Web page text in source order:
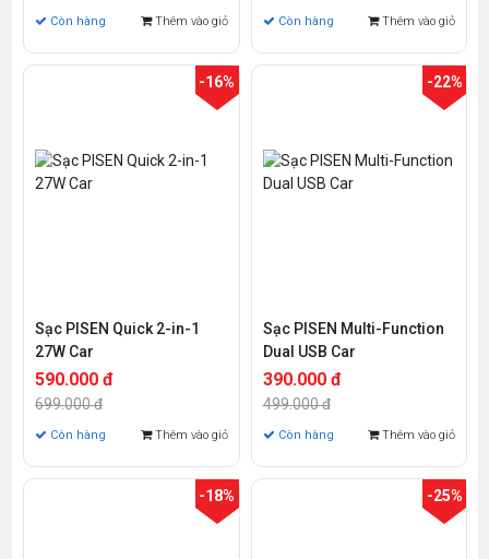
Còn hàng Thêm vào giỏ Còn hàng Thêm vào giỏ
-16%
Sạc PISEN Quick 2-in-1
27W Car
590.000 đ
699.000 đ
Còn hàng Thêm vào giỏ
-22%
Sạc PISEN Multi-Function
Dual USB Car
390.000 đ
499.000 đ
Còn hàng Thêm vào giỏ
-18% -25%